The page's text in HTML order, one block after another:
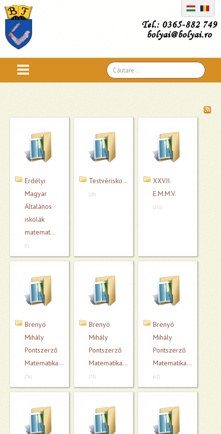
Tel.: 0365-882 749
bolyai@bolyai.ro
Căutare
...
Erdélyi
Magyar
Általános
iskolák
matemat...
(7)
Testvériskolák
(28)
XXVII.
E.M.M.V.
(131)
Brenyó
Mihály
Pontszerző
Matematikaverse...
(76)
Brenyó
Mihály
Pontszerző
Matematikaverse...
(73)
Brenyó
Mihály
Pontszerző
Matematikaverse...
(62)